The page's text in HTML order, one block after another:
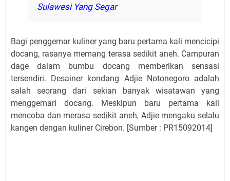
Sulawesi Yang Segar
Bagi penggemar kuliner yang baru pertama kali mencicipi
docang, rasanya memang terasa sedikit aneh. Campuran
dage dalam bumbu docang memberikan sensasi
tersendiri. Desainer kondang Adjie Notonegoro adalah
salah seorang dari sekian banyak wisatawan yang
menggemari docang. Meskipun baru pertama kali
mencoba dan merasa sedikit aneh, Adjie mengaku selalu
kangen dengan kuliner Cirebon. [Sumber : PR15092014]